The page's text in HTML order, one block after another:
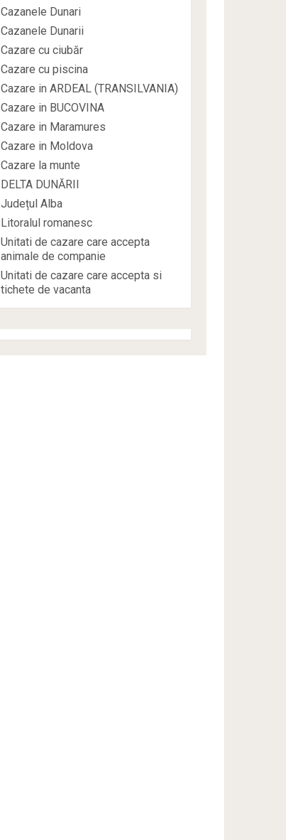
Cazanele Dunari
Cazanele Dunarii
Cazare cu ciubăr
Cazare cu piscina
Cazare in ARDEAL (TRANSILVANIA)
Cazare in BUCOVINA
Cazare in Maramures
Cazare in Moldova
Cazare la munte
DELTA DUNĂRII
Județul Alba
Litoralul romanesc
Unitati de cazare care accepta
animale de companie
Unitati de cazare care accepta si
tichete de vacanta